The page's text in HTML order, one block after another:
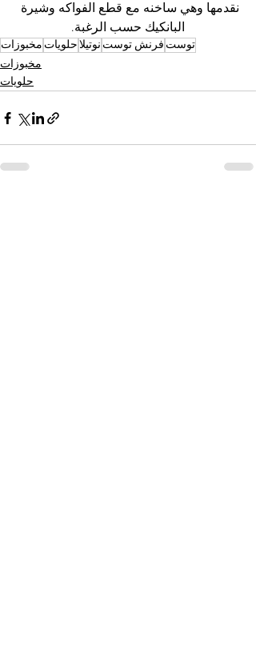
نقدمها وهي ساخنه مع قطع الفواكه وشيرة
البانكيك حسب الرغبة.
مخبوزات حلوياتنوتيلا فرنش توست توست
مخبوزات
حلويات